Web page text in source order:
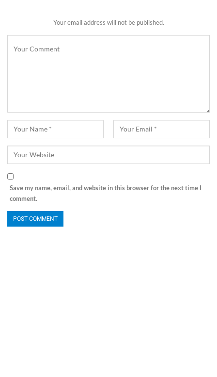
Your email address will not be published.
Save my name, email, and website in this browser for the next time I
comment.